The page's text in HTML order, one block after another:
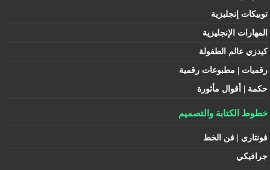
توبيكات إنجليزية
المهارات الإنجليزية
كيدزي عالم الطفولة
رقميات | مطبوعات رقمية
حكمة | أقوال مأثورة
خطوط الكتابة والتصميم
فونتاري | فن الخط
جرافيكي